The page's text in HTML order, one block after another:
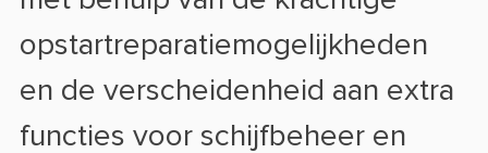
opstartreparatiemogelijkheden
en de verscheidenheid aan extra
functies voor schijfbeheer en